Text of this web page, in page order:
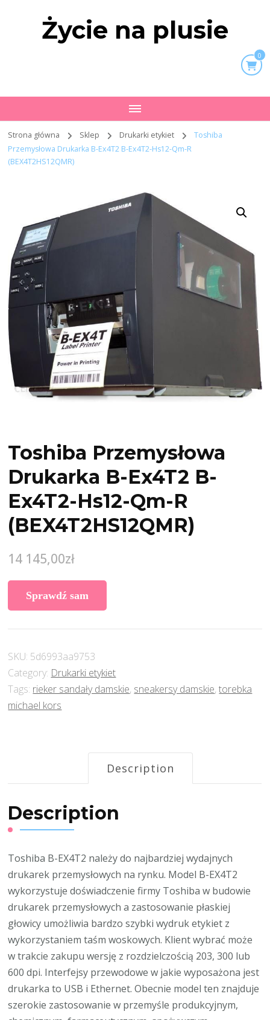
Życie na plusie
0
Strona główna Sklep Drukarki etykiet
Toshiba
Przemysłowa Drukarka B-Ex4T2 B-Ex4T2-Hs12-Qm-R
(BEX4T2HS12QMR)
Toshiba Przemysłowa
Drukarka B-Ex4T2 B-
Ex4T2-Hs12-Qm-R
(BEX4T2HS12QMR)
14 145,00zł
Sprawdź sam
SKU: 5d6993aa9753
Category: Drukarki etykiet
Tags: rieker sandały damskie, sneakersy damskie,torebka
michael kors
Description
Description
Toshiba B-EX4T2 należy do najbardziej wydajnych
drukarek przemysłowych na rynku. Model B-EX4T2
wykorzystuje doświadczenie firmy Toshiba w budowie
drukarek przemysłowych a zastosowanie płaskiej
głowicy umożliwia bardzo szybki wydruk etykiet z
wykorzystaniem taśm woskowych. Klient wybrać może
w trakcie zakupu wersję z rozdzielczością 203, 300 lub
600 dpi. Interfejsy przewodowe w jakie wyposażona jest
drukarka to USB i Ethernet. Obecnie model ten znajduje
szerokie zastosowanie w przemyśle produkcyjnym,